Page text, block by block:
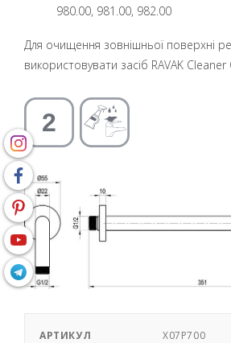
980.00, 981.00, 982.00
Для очищення зовнішньої поверхні
використовувати засіб RAVAK
АРТИКУЛ X07P700